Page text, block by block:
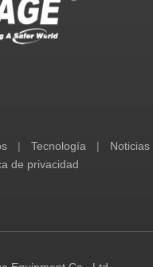
| Tecnología |
Noticias
de privacidad